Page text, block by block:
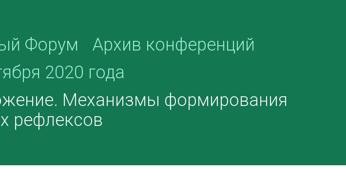
Форум
Архив конференций
2020 года
Механизмы формирования
рефлексов